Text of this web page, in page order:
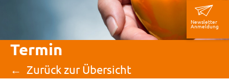
Termin
Zurück zur Übersicht
Newsletter
Anmeldung